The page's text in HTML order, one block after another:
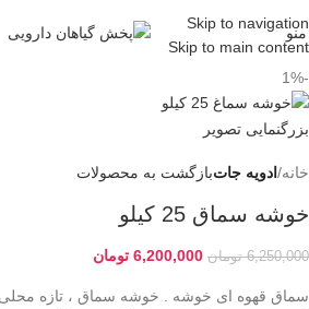
Skip to navigation
Skip to main content
منو
-1%
بزرگنمایی تصویر
خانه ادویه جاتبازگشت به محصولات
خوشه سماق 25 کیلو
6,250,000 تومان 6,200,000 تومان